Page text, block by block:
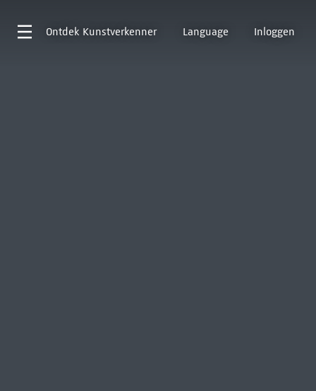
Ontdek Kunstverkenner Language Inloggen